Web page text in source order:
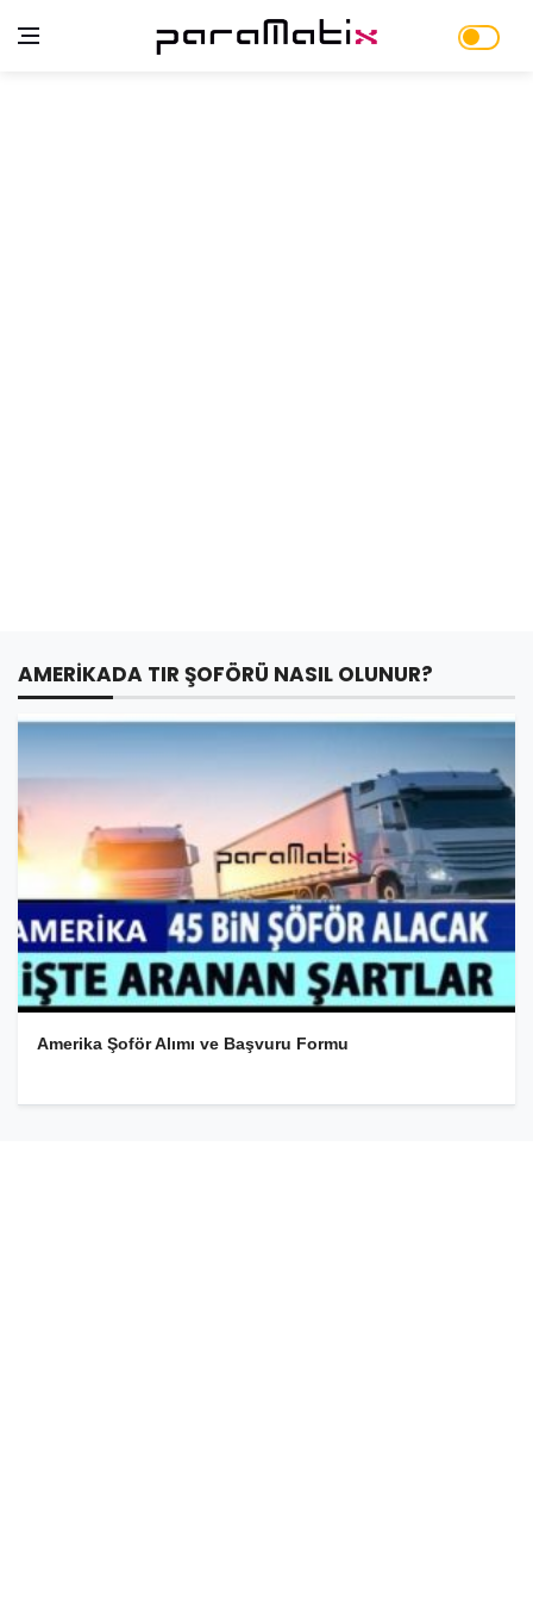
AMERIKADA TIR ŞOFÖRÜ NASIL OLUNUR?
Amerika Şoför Alımı ve Başvuru Formu